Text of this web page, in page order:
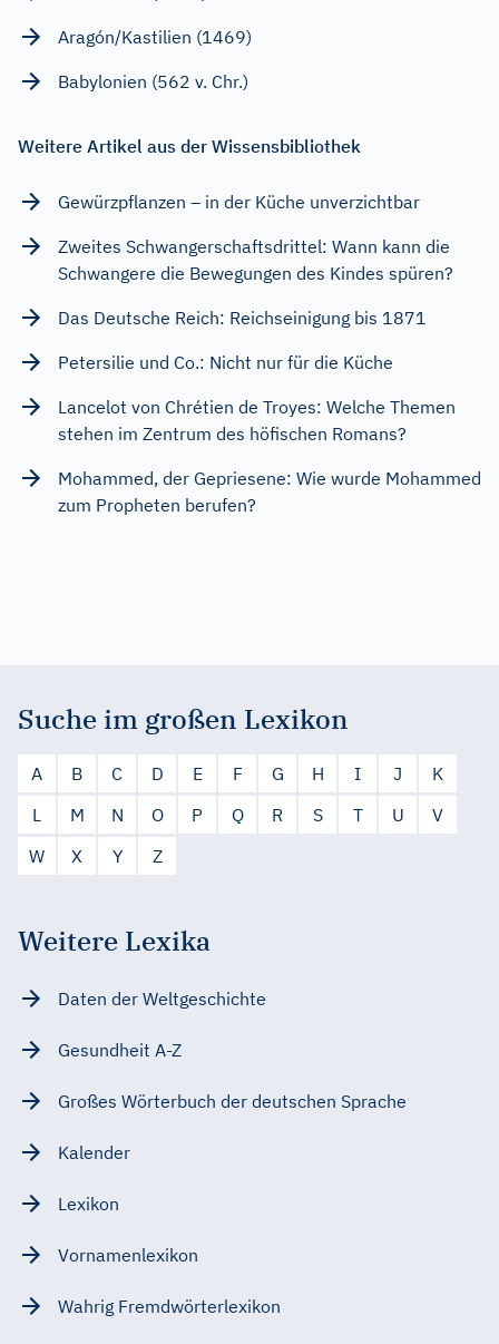
Aragón/Kastilien (1469)
Babylonien (562 v. Chr.)
Weitere Artikel aus der Wissensbibliothek
Gewürzpflanzen – in der Küche unverzichtbar
Zweites Schwangerschaftsdrittel: Wann kann die
Schwangere die Bewegungen des Kindes spüren?
Das Deutsche Reich: Reichseinigung bis 1871
Petersilie und Co.: Nicht nur für die Küche
Lancelot von Chrétien de Troyes: Welche Themen
stehen im Zentrum des höfischen Romans?
Mohammed, der Gepriesene: Wie wurde Mohammed
zum Propheten berufen?
Suche im großen Lexikon
A B C D E F G H I J
K
L
M N O P Q R S T U
V
W
X Y Z
Weitere Lexika
Daten der Weltgeschichte
Gesundheit A-Z
Großes Wörterbuch der deutschen Sprache
Kalender
Lexikon
Vornamenlexikon
Wahrig Fremdwörterlexikon